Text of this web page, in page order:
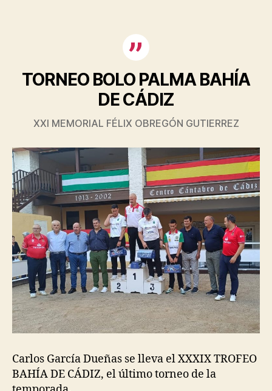
TORNEO BOLO PALMA BAHÍA
DE CÁDIZ
XXI MEMORIAL FÉLIX OBREGÓN GUTIERREZ
Carlos García Dueñas se lleva el XXXIX TROFEO
BAHÍA DE CÁDIZ, el último torneo de la